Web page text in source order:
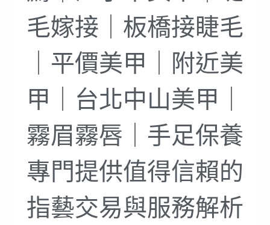
毛嫁接｜板橋接睫毛
｜平價美甲｜附近美
甲｜台北中山美甲｜
霧眉霧唇｜手足保養
專門提供值得信賴的
指藝交易與服務解析